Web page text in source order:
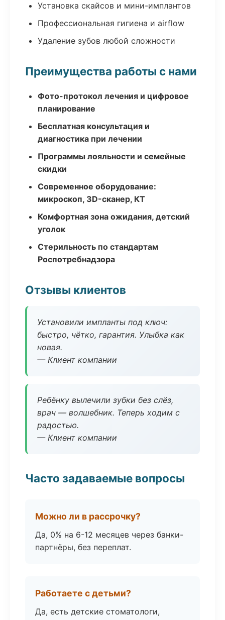
Установка скайсов и мини-имплантов
Профессиональная гигиена и airflow
Удаление зубов любой сложности
Преимущества работы с нами
Фото-протокол лечения и цифровое
планирование
Бесплатная консультация и
диагностика при лечении
Программы лояльности и семейные
скидки
Современное оборудование:
микроскоп, 3D-сканер, КТ
Комфортная зона ожидания, детский
уголок
Стерильность по стандартам
Роспотребнадзора
Отзывы клиентов
Установили импланты под ключ:
быстро, чётко, гарантия. Улыбка как
новая.
— Клиент компании
Ребёнку вылечили зубки без слёз,
врач — волшебник. Теперь ходим с
радостью.
— Клиент компании
Часто задаваемые вопросы
Можно ли в рассрочку?
Да, 0% на 6-12 месяцев через банки-
партнёры, без переплат.
Работаете с детьми?
Да, есть детские стоматологи,